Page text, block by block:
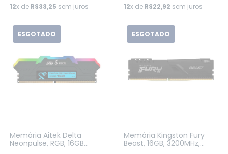
12x de R$33,25 sem juros 12x de R$22,92 sem juros
ESGOTADO
Memória Aitek Delta
Neonpulse, RGB, 16GB
ESGOTADO
Memória Kingston Fury
Beast, 16GB, 3200MHz,